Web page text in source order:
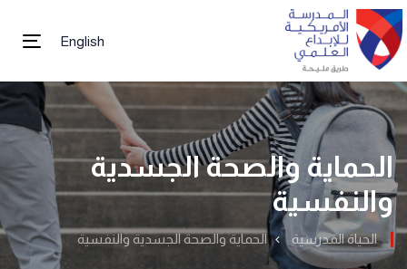
English
الحماية والصحة الجسدية
والنفسية
الحياة المدرسية الحماية والصحة الجسدية والنفسية